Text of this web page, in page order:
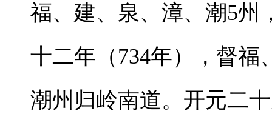
福、建、泉、漳、潮5州
十二年（734年），督福
潮州归岭南道。开元二